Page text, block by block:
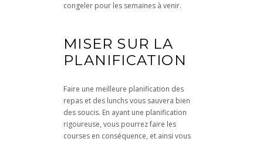
congeler pour les semaines à venir.
MISER SUR LA
PLANIFICATION
Faire une meilleure planification des
repas et des lunchs vous sauvera bien
des soucis. En ayant une planification
rigoureuse, vous pourrez faire les
courses en conséquence, et ainsi vous